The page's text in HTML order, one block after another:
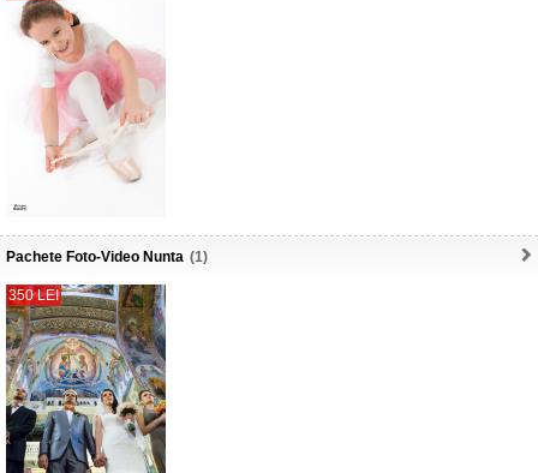
Pachete Foto-Video Nunta (1)
350 LEI